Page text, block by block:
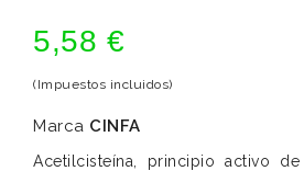
5,58 €
(Impuestos incluidos)
Marca CINFA
Acetilcisteína, principio activo de